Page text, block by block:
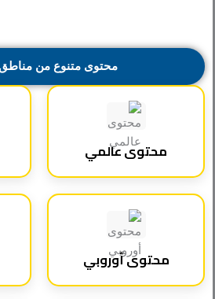
محتوى متنوع من
محتوى عالمي
محتوى أوروبي